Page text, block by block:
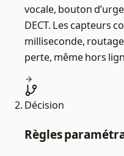
vocale, bouton
DECT. Les capteurs
milliseconde,
perte, même hors
Décision
Règles